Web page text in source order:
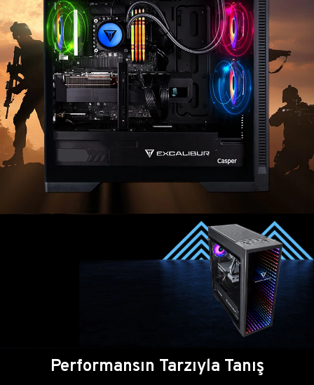
Performansın Tarzıyla Tanış